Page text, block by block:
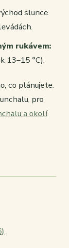
slunce
rukávem:
13–15 °C).
co plánujete.
pro
a okolí